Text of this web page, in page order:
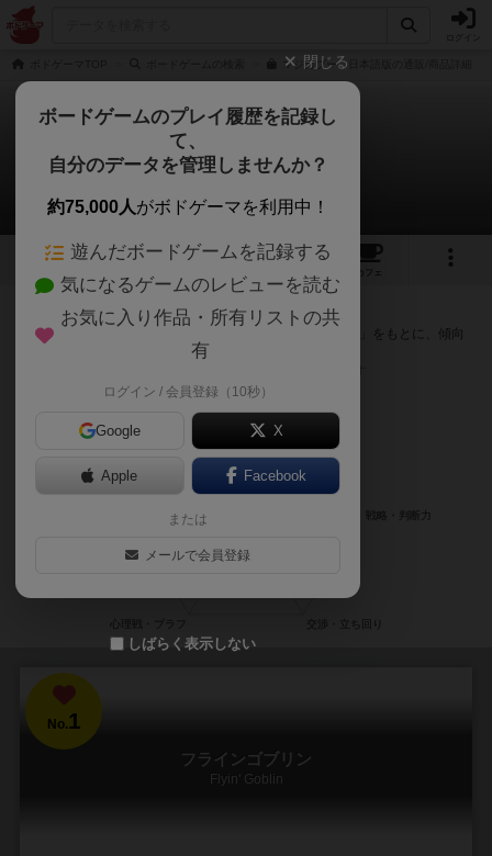
マジカブー 日本語版の通販/商品詳細
マジカブー
次のおすすめボードゲーム
2 2
カフェ
『マジカブー』が好きな方へのおすすめ
このゲームのトップページで投票された「プレイ感の評価」をもとに、傾向
が近いボードゲームをランキング形式で紹介します。
No.1
フラインゴブリン
Flyin' Goblin
閉じる
ボードゲームのプレイ履歴を記録し
て、
自分のデータを管理しませんか？
約75,000人がボドゲーマを利用中！
遊んだボードゲームを記録する
気になるゲームのレビューを読む
お気に入り作品・所有リストの共
有
ログイン / 会員登録（10秒）
Google X
Apple Facebook
または
メールで会員登録
しばらく表示しない